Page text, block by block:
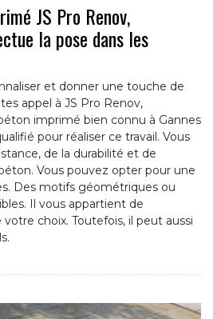
JS Pro Renov,
la pose dans les
et donner une touche de
appel à JS Pro Renov,
imprimé bien connu à Gannes
pour réaliser ce travail. Vous
de la durabilité et de
Vous pouvez opter pour une
Des motifs géométriques ou
Il vous appartient de
choix. Toutefois, il peut aussi